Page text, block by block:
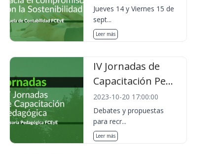
Jueves 14 y Viernes 15 de
sept...
Leer más
IV Jornadas de
Capacitación Pe...
2023-10-20 17:00:00
Debates y propuestas
para recr...
Leer más